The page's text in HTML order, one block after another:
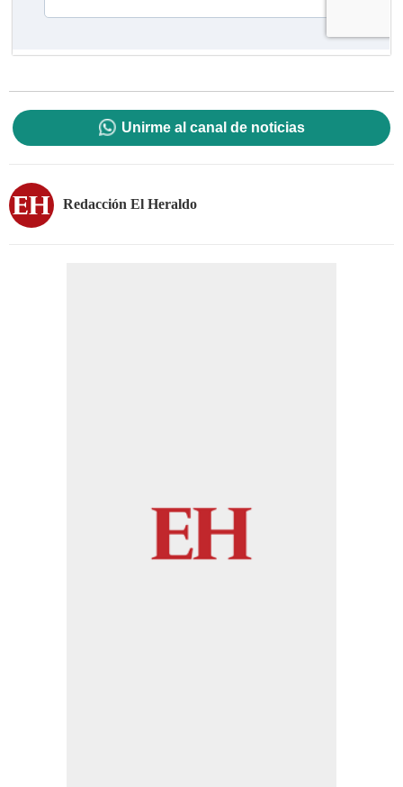
Unirme al canal de noticias
Redacción El Heraldo